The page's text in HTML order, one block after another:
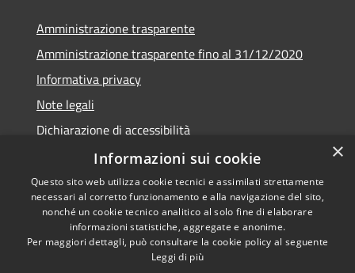
Amministrazione trasparente
Amministrazione trasparente fino al 31/12/2020
Informativa privacy
Note legali
Dichiarazione di accessibilità
Accessibilità
Privacy
Copyright © 2026 • Comune di
Teramo • Powered by
Municipium• Accesso
×
Informazioni sui cookie
Questo sito web utilizza cookie tecnici e assimilati strettamente
necessari al corretto funzionamento e alla navigazione del sito,
nonché un cookie tecnico analitico al solo fine di elaborare
informazioni statistiche, aggregate e anonime.
Per maggiori dettagli, può consultare la cookie policy al seguente
Leggi di più